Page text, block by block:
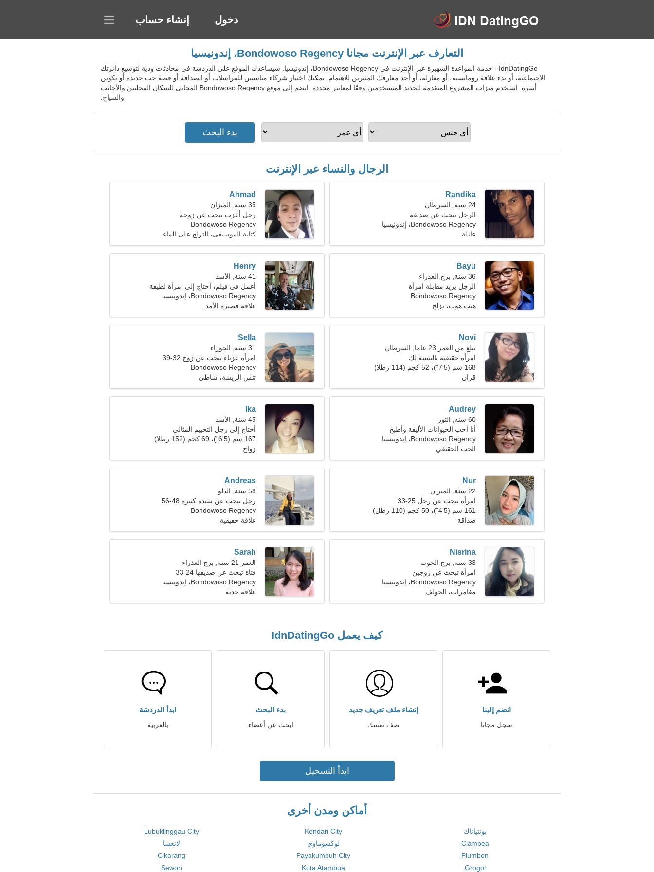
دخول إنشاء حساب
التعارف عبر الإنترنت مجانا Bondowoso Regency، إندونيسيا
IdnDatingGo - خدمة المواعدة الشهيرة عبر الإنترنت في Bondowoso Regency، إندونيسيا. سيساعدك الموقع على الدردشة في محادثات ودية لتوسيع دائرتك
الاجتماعية، أو بدء علاقة رومانسية، أو مغازلة، أو أحد معارفك المثيرين للاهتمام. يمكنك اختيار شركاء مناسبين للمراسلات أو الصداقة أو قصة حب جديدة أو تكوين
أسرة. استخدم ميزات المشروع المتقدمة لتحديد المستخدمين وفقًا لمعايير محددة. انضم إلى موقع Bondowoso Regency المجاني للسكان المحليين والأجانب
والسياح.
الرجال والنساء عبر الإنترنت
Randika
24 سنة, السرطان
الرجل يبحث عن صديقة
Bondowoso Regency، إندونيسيا
عائلة
Ahmad
35 سنة, الميزان
رجل أعزب يبحث عن زوجة
Bondowoso Regency
كتابة الموسيقى، التزلج على الماء
Bayu
36 سنة, برج العذراء
الرجل يريد مقابلة امرأة
Bondowoso Regency
هيب هوب، تزلج
Henry
41 سنة, الأسد
أعمل في فيلم، أحتاج إلى امرأة لطيفة
Bondowoso Regency، إندونيسيا
علاقة قصيرة الأمد
Novi
يبلغ من العمر 23 عاما, السرطان
امرأة حقيقية بالنسبة لك
168 سم (5'7")، 52 كجم (114 رطلا)
قران
Sella
31 سنة, الجوزاء
امرأة عزباء تبحث عن زوج 32-39
Bondowoso Regency
تنس الريشة، شاطئ
Audrey
60 سنه, الثور
أنا أحب الحيوانات الأليفة وأطبخ
Bondowoso Regency، إندونيسيا
الحب الحقيقي
Ika
45 سنة, الأسد
أحتاج إلى رجل التخييم المثالي
167 سم (5'6")، 69 كجم (152 رطلا)
زواج
Nur
22 سنة, الميزان
امرأة تبحث عن رجل 25-33
161 سم (5'4")، 50 كجم (110 رطل)
صداقة
Andreas
58 سنة, الدلو
رجل يبحث عن سيدة كبيرة 48-56
Bondowoso Regency
علاقة حقيقية
Nisrina
33 سنة, برج الحوت
امرأة تبحث عن زوجين
Bondowoso Regency، إندونيسيا
مغامرات، الجولف
Sarah
العمر 21 سنة, برج العذراء
فتاة تبحث عن صديقها 24-33
Bondowoso Regency، إندونيسيا
علاقة جدية
كيف يعمل IdnDatingGo
انضم إلينا
سجل مجانا
إنشاء ملف تعريف جديد
صف نفسك
بدء البحث
ابحث عن أعضاء
ابدأ الدردشة
بالعربية
ابدأ التسجيل
أماكن ومدن أخرى
بونتياناك Kendari City
Lubuklinggau City
Ciampea
لوكسوماوي
لانغسا
Plumbon
Payakumbuh City
Cikarang
Grogol
Kota Atambua
Sewon